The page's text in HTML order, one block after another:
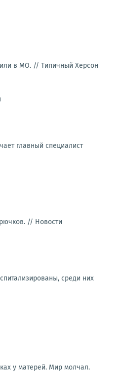
в МО. // Типичный Херсон
главный специалист
// Новости
среди них
у матерей. Мир молчал.